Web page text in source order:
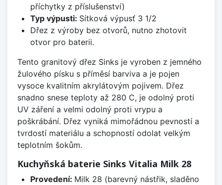
příchytky z příslušenství)
Typ výpusti: Sítková výpusť 3 1/2
Dřez z výroby bez otvorů, nutno zhotovit
otvor pro baterii.
Tento granitový dřez Sinks je vyroben z jemného
žulového písku s příměsí barviva a je pojen
vysoce kvalitním akrylátovým pojivem. Dřez
snadno snese teploty až 280 C, je odolný proti
UV záření a velmi odolný proti vrypu a
poškrábání. Dřez vyniká mimořádnou pevností a
tvrdostí materiálu a schopností odolat velkým
teplotním šokům.
Kuchyňská baterie Sinks Vitalia Milk 28
Provedení: Milk 28 (barevný nástřik, sladěno